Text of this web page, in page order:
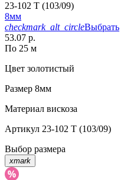
23-102 T (103/09)
8мм
checkmark_alt_circleВыбрать
53.07 р.
По 25 м
Цвет золотистый
Размер 8мм
Материал вискоза
Артикул 23-102 T (103/09)
Выбор размера
xmark